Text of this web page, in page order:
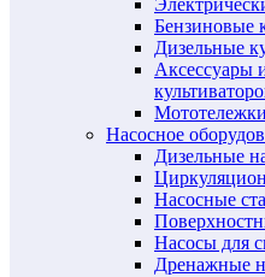
Бензиновые
Дизельные
Аксессуары
Мототележки
Насосное
Дизельные
Насосные
Насосы для
Дренажные